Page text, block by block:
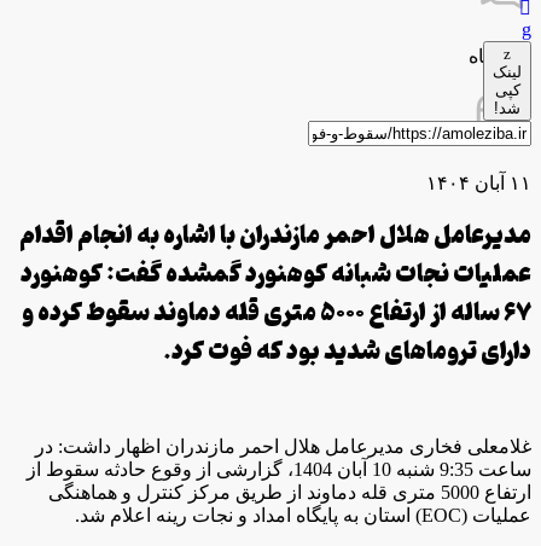
لینک
کپی
شد!
۱۱ آبان ۱۴۰۴
مدیرعامل هلال احمر مازندران با اشاره به انجام اقدام
عملیات نجات شبانه کوهنورد گمشده گفت: کوهنورد
67 ساله از ارتفاع 5000 متری قله دماوند سقوط کرده و
دارای تروماهای شدید بود که فوت کرد.
غلامعلی فخاری مدیرعامل هلال احمر مازندران اظهار داشت: در
ساعت 9:35 شنبه 10 آبان 1404، گزارشی از وقوع حادثه سقوط از
ارتفاع 5000 متری قله دماوند از طریق مرکز کنترل و هماهنگی
عملیات (EOC) استان به پایگاه امداد و نجات رینه اعلام شد.